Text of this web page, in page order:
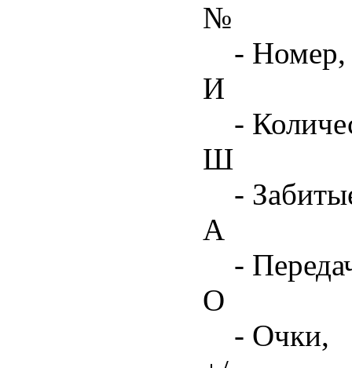
№
- Номер,
И
-
Ш
-
А
-
О
- Очки,